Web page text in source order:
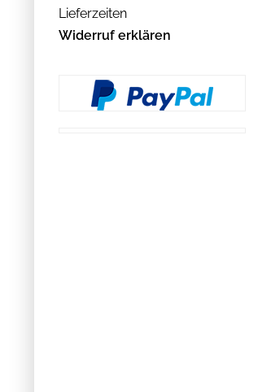
Lieferzeiten
Widerruf erklären